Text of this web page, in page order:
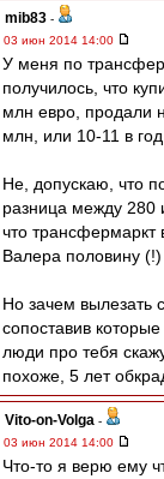
mib83 -
03 июн 2014 14:00
У меня по
получилось, что
млн евро, продали
млн, или 10-11 в
Не, допускаю, что
разница между 280
что трансфермаркт
Валера половину
Но зачем вылезать
сопоставив
люди про тебя
похоже, 5 лет
Vito-on-Volga -
03 июн 2014 14:00
Что-то я верю ему